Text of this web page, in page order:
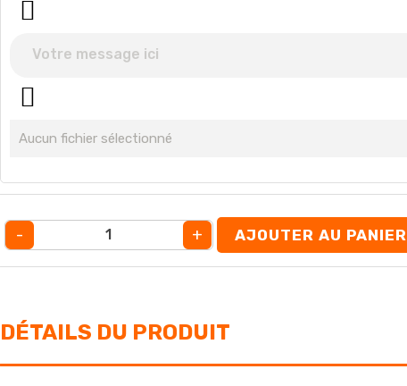
- + AJOUTER AU PANIER
Aucun fichier sélectionné
DÉTAILS DU PRODUIT